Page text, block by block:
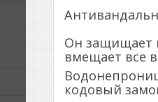
Он защищает
вмещает все
кодовый